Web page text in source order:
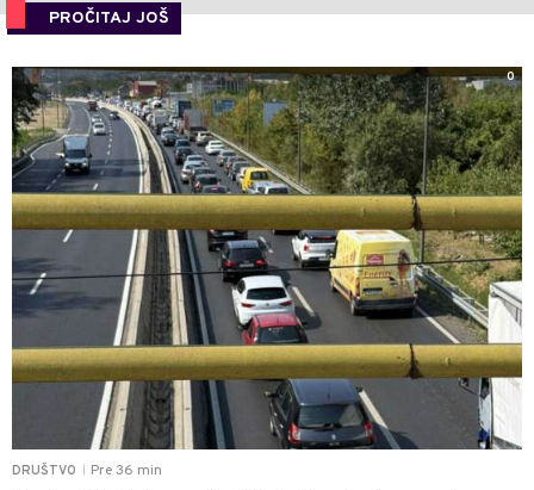
PROČITAJ JOŠ
DRUŠTVO Pre 36 min
0